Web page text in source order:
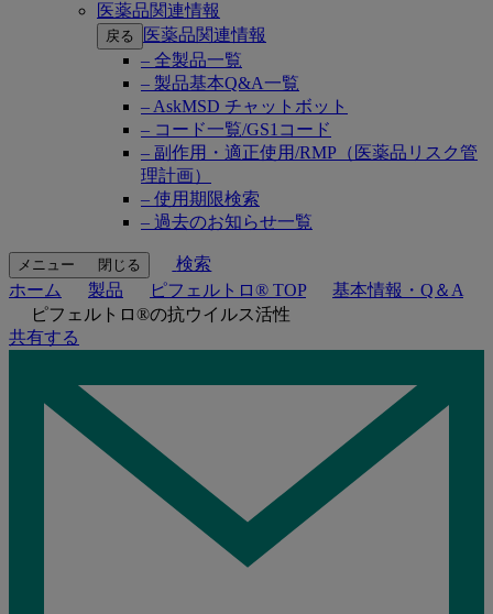
医薬品関連情報
戻る
医薬品関連情報
– 全製品一覧
– 製品基本Q&A一覧
– AskMSD チャットボット
– コード一覧/GS1コード
– 副作用・適正使用/RMP（医薬品リスク管
理計画）
– 使用期限検索
– 過去のお知らせ一覧
メニュー 閉じる
検索
ホーム
製品 ピフェルトロ® TOP
基本情報・Q＆A
ピフェルトロ®の抗ウイルス活性
共有する